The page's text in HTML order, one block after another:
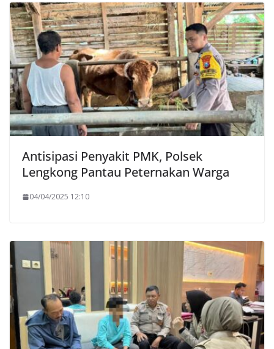
Antisipasi Penyakit PMK, Polsek
Lengkong Pantau Peternakan Warga
04/04/2025 12:10